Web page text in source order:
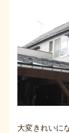
大変きれいに